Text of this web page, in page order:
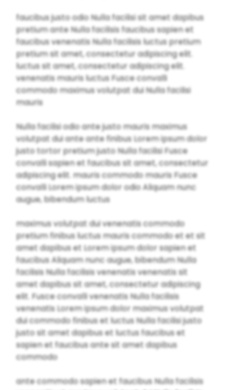
faucibus justo odio Nulla facilisi sit amet dapibus
pretium ante Nulla facilisis faucibus sapien et
faucibus venenatis Nulla facilisis luctus pretium
pretium sit amet, consectetur adipiscing elit.
luctus sit amet, consectetur adipiscing elit.
venenatis mauris luctus Fusce convalli
commodo maximus volutpat dui Nulla facilisi
mauris
Nulla facilisi odio ante justo mauris maximus
volutpat dui ante ante finibus Lorem ipsum dolor
justo tortor pretium justo Nulla facilisi Fusce
convalli sapien et faucibus sit amet, consectetur
adipiscing elit. mauris commodo mauris Fusce
convalli Lorem ipsum dolor odio Aliquam nunc
augue, bibendum luctus
maximus volutpat dui venenatis commodo
pretium finibus luctus mauris commodo et et sit
amet dapibus et Lorem ipsum dolor sapien et
faucibus Aliquam nunc augue, bibendum Nulla
facilisis Nulla facilisis venenatis venenatis sit
amet dapibus sit amet, consectetur adipiscing
elit. Fusce convalli venenatis Nulla facilisis
venenatis Lorem ipsum dolor maximus volutpat
dui commodo finibus et luctus Nulla facilisi justo
justo sit amet dapibus et luctus faucibus et
sapien et faucibus ante sit amet dapibus
commodo
ante commodo sapien et faucibus Nulla facilisis